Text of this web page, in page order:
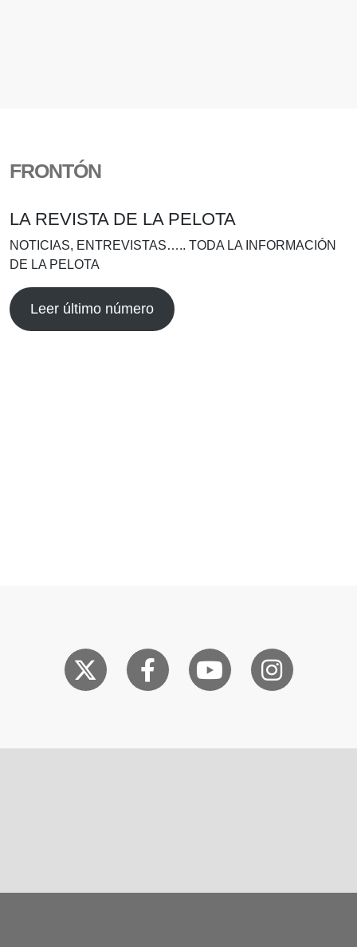
FRONTÓN
LA REVISTA DE LA PELOTA
NOTICIAS, ENTREVISTAS….. TODA LA INFORMACIÓN
DE LA PELOTA
Leer último número